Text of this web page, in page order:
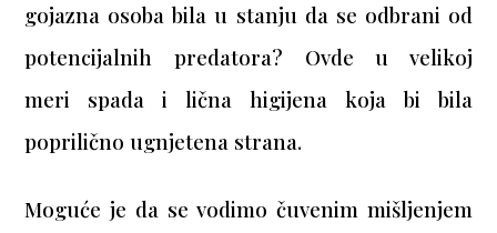
gojazna osoba bila u stanju da se odbrani od
potencijalnih predatora? Ovde u velikoj
meri spada i lična higijena koja bi bila
poprilično ugnjetena strana.
Moguće je da se vodimo čuvenim mišljenjem